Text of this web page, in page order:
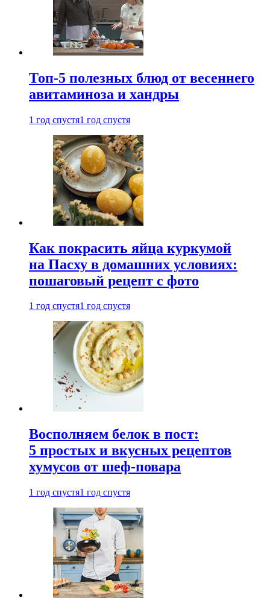
Топ-5 полезных блюд от весеннего
авитаминоза и хандры
1 год спустя1 год спустя
Как покрасить яйца куркумой
на Пасху в домашних условиях:
пошаговый рецепт с фото
1 год спустя1 год спустя
Восполняем белок в пост:
5 простых и вкусных рецептов
хумусов от шеф-повара
1 год спустя1 год спустя